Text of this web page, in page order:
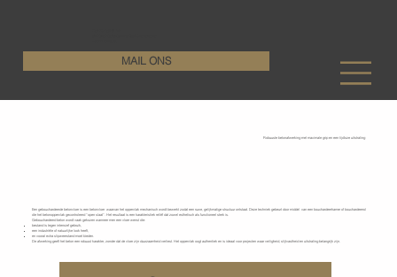
MAIL ONS
Robuuste betonafwerking met maximale grip en een tijdloze uitstraling
Een gebouchardeerde betonvloer is een betonvloer waarvan het oppervlak mechanisch wordt bewerkt zodat een ruwe, gelijkmatige structuur ontstaat. Deze techniek gebeurt door middel van een bouchardeerhamer of bouchardeerrol
die het betonoppervlak gecontroleerd “open slaat”. Het resultaat is een karakteristiek reliëf dat zowel esthetisch als functioneel sterk is.
Gebouchardeerd beton wordt vaak gekozen wanneer men een vloer wenst die:
bestand is tegen intensief gebruik,
een industriële of natuurlijke look heeft,
en vooral extra slipweerstand moet bieden.
De afwerking geeft het beton een robuust karakter, zonder dat de vloer zijn duurzaamheid verliest. Het oppervlak oogt authentiek en is ideaal voor projecten waar veiligheid, slijtvastheid en uitstraling belangrijk zijn.